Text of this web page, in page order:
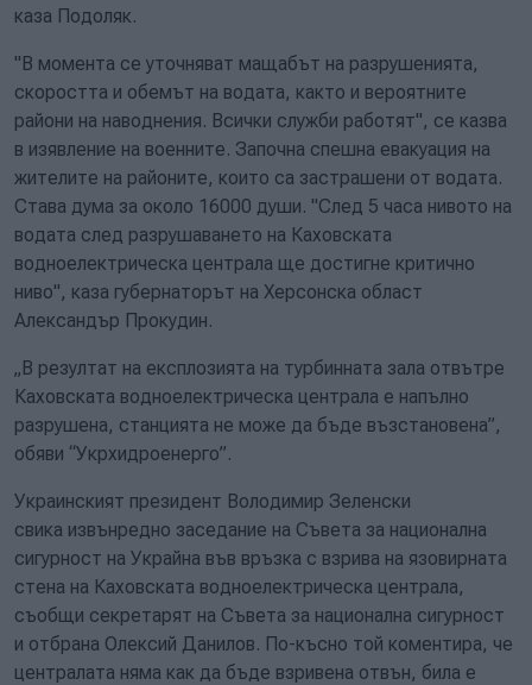
каза Подоляк.
"В момента се уточняват мащабът на разрушенията,
скоростта и обемът на водата, както и вероятните
райони на наводнения. Всички служби работят", се казва
в изявление на военните. Започна спешна евакуация на
жителите на районите, които са застрашени от водата.
Става дума за около 16000 души. "След 5 часа нивото на
водата след разрушаването на Каховската
водноелектрическа централа ще достигне критично
ниво", каза губернаторът на Херсонска област
Александър Прокудин.
„В резултат на експлозията на турбинната зала отвътре
Каховската водноелектрическа централа е напълно
разрушена, станцията не може да бъде възстановена”,
обяви “Укрхидроенерго”.
Украинският президент Володимир Зеленски
свика извънредно заседание на Съвета за национална
сигурност на Украйна във връзка с взрива на язовирната
стена на Каховската водноелектрическа централа,
съобщи секретарят на Съвета за национална сигурност
и отбрана Олексий Данилов. По-късно той коментира, че
централата няма как да бъде взривена отвън, била е